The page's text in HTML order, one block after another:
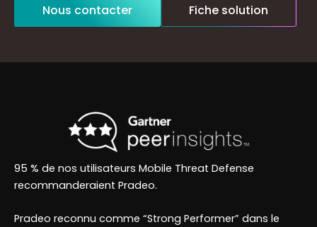
Nous contacter Fiche solution
95 % de nos utilisateurs Mobile Threat Defense
recommanderaient Pradeo.
Pradeo reconnu comme “Strong Performer” dans le